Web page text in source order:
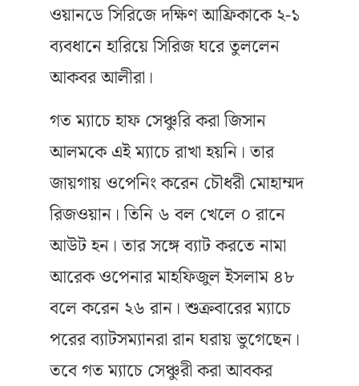
ওয়ানডে সিরিজে দক্ষিণ আফ্রিকাকে ২-১
ব্যবধানে হারিয়ে সিরিজ ঘরে তুললেন
আকবর আলীরা।
গত ম্যাচে হাফ সেঞ্চুরি করা জিসান
আলমকে এই ম্যাচে রাখা হয়নি। তার
জায়গায় ওপেনিং করেন চৌধরী মোহাম্মদ
রিজওয়ান। তিনি ৬ বল খেলে ০ রানে
আউট হন। তার সঙ্গে ব্যাট করতে নামা
আরেক ওপেনার মাহফিজুল ইসলাম ৪৮
বলে করেন ২৬ রান। শুক্রবারের ম্যাচে
পরের ব্যাটসম্যানরা রান ঘরায় ভুগেছেন।
তবে গত ম্যাচে সেঞ্চুরী করা আবকর